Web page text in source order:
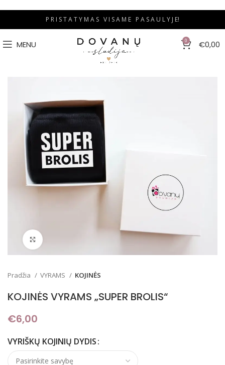
P R I S T A T Y M A S V I S A M E P A S A U L Y J E!
MENU 0 €0,00
Pradžia VYRAMS KOJINĖS
KOJINĖS VYRAMS „SUPER BROLIS“
€6,00
VYRIŠKŲ KOJINIŲ DYDIS